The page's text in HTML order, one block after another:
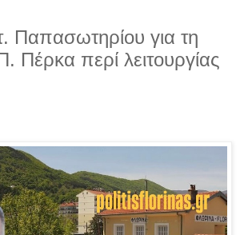
Παπασωτηρίου για τη
Πέρκα περί λειτουργίας